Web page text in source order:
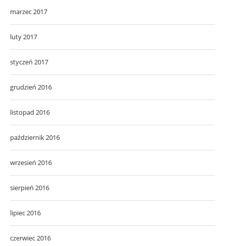
marzec 2017
luty 2017
styczeń 2017
grudzień 2016
listopad 2016
październik 2016
wrzesień 2016
sierpień 2016
lipiec 2016
czerwiec 2016